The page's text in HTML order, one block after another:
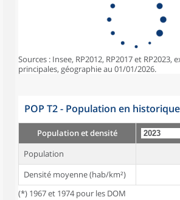
Sources : Insee, RP2012, RP2017 et RP2023,
principales, géographie au 01/01/2026.
POP T2 - Population en
Population et densité
Population
Densité moyenne (hab/km²)
(*) 1967 et 1974 pour les DOM